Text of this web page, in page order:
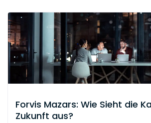
Forvis Mazars: Wie Sieht die
Zukunft aus?